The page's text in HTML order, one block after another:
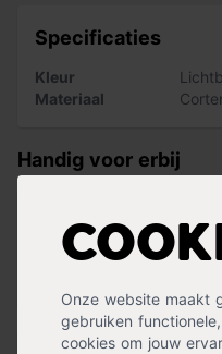
Onze website maakt
gebruiken
cookies om jouw
Specificaties
Kleur
Materiaal
Handig voor erbij
Nature
op